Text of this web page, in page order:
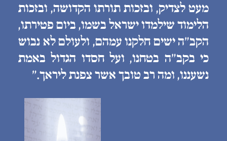
מעט לצדיק, ובזכות תורתו הקדושה, ובזכות
הלימוד שילמדו ישראל בשמו, ביום פטירתו,
הקב״ה ישים חלקנו עמהם, ולעולם לא נבוש
כי בקב״ה בטחנו, ועל חסדו הגדול באמת
נשעננו, ומה רב טובך אשר צפנת ליראך.״